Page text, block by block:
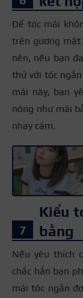
Để tóc mái
trên gương mặt
nên, nếu bạn
thử với tóc
mái này, bạn
nóng như mái
nhạy cảm.
Kiểu
bằng
Nếu yêu thích
chắc hẳn bạn
mái tóc ngắn